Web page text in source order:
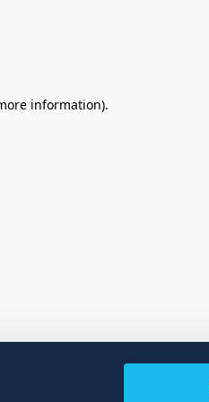
information).